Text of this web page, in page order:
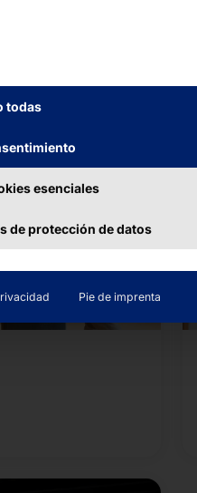
todas
esenciales
de protección de datos
Pie de imprenta